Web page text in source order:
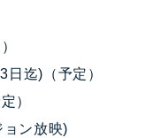
迄)（予定）
）
ョン放映)